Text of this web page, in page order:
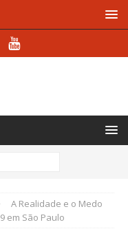
A Realidade e o Medo
em São Paulo